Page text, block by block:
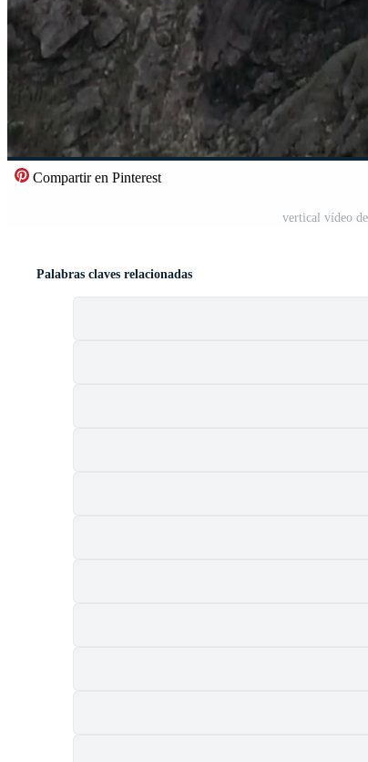
Compartir en Pinterest
vertical vídeo
Palabras claves relacionadas